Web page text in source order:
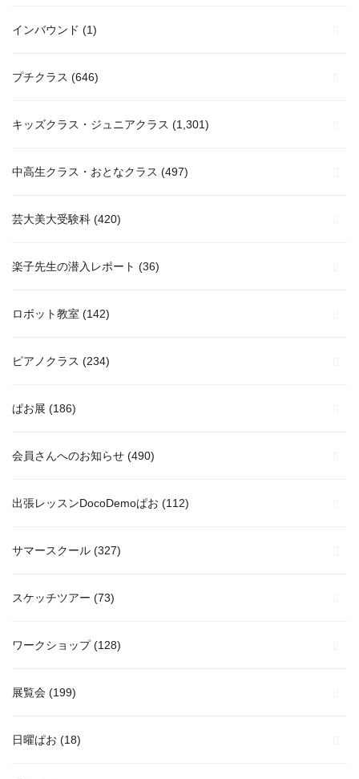
インバウンド (1)
プチクラス (646)
キッズクラス・ジュニアクラス (1,301)
中高生クラス・おとなクラス (497)
芸大美大受験科 (420)
楽子先生の潜入レポート (36)
ロボット教室 (142)
ピアノクラス (234)
ぱお展 (186)
会員さんへのお知らせ (490)
出張レッスンDocoDemoぱお (112)
サマースクール (327)
スケッチツアー (73)
ワークショップ(128)
展覧会 (199)
日曜ぱお (18)